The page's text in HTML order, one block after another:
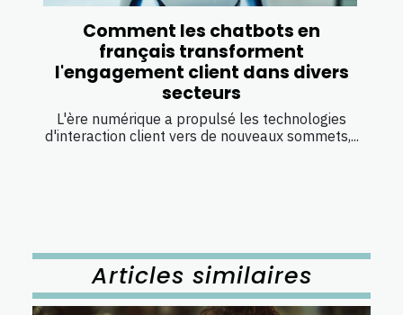
Comment les chatbots en
français transforment
l'engagement client dans divers
secteurs
L'ère numérique a propulsé les technologies
d'interaction client vers de nouveaux sommets,...
Articles similaires